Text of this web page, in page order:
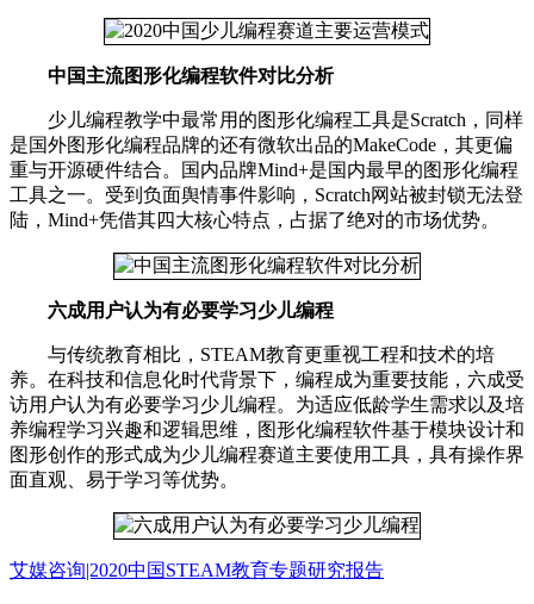
中国主流图形化编程软件对比分析
少儿编程教学中最常用的图形化编程工具是Scratch，同样
是国外图形化编程品牌的还有微软出品的MakeCode，其更偏
重与开源硬件结合。国内品牌Mind+是国内最早的图形化编程
工具之一。受到负面舆情事件影响，Scratch网站被封锁无法登
陆，Mind+凭借其四大核心特点，占据了绝对的市场优势。
六成用户认为有必要学习少儿编程
与传统教育相比，STEAM教育更重视工程和技术的培
养。在科技和信息化时代背景下，编程成为重要技能，六成受
访用户认为有必要学习少儿编程。为适应低龄学生需求以及培
养编程学习兴趣和逻辑思维，图形化编程软件基于模块设计和
图形创作的形式成为少儿编程赛道主要使用工具，具有操作界
面直观、易于学习等优势。
艾媒咨询|2020中国STEAM教育专题研究报告